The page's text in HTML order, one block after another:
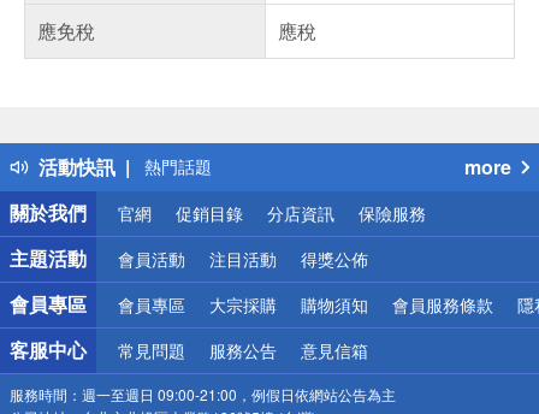
應免稅
應稅
活動快訊
得獎公告
熱門話題
銀行優惠
偏遠地區配送
詐騙網頁！請小心！
more
關於我們
官網 促銷目錄 分店資訊 保險服務
主題活動 會員活動 注目活動 得獎公佈
會員專區 會員專區 大宗採購 購物須知 會員服務條款 隱
客服中心 常見問題 服務公告 意見信箱
服務時間： 週一至週日 09:00-21:00，例假日依網站公告為主